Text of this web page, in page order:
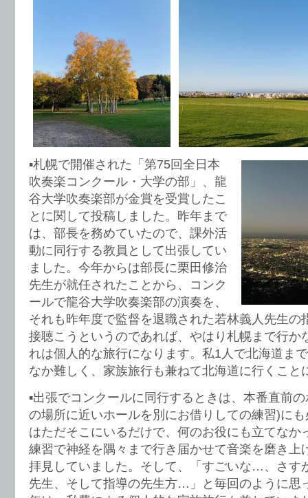
▪️札幌で開催された「第75回全日本
吹奏楽コンクール・大学の部」、龍
谷大学吹奏楽部が金賞を受賞したこ
とに関して投稿しました。昨年まで
は、部長を務めていたので、課外活
動に同行する教員として出張してい
ました。今年からは部長に栗田修治
先生が就任されたことから、コンク
ールで龍谷大学吹奏楽部の演奏を、
それも昨年度で監督を退職された若林義人先生の
接聴こうというのであれば、やはり札幌まで行か
れは個人的な旅行になります。私1人で北海道ま
なか難しく、家族旅行も兼ねて北海道に行くこと
▪️出張でコンクールに同行するときは、本番直前
の場所に近いホールを別にお借りしての練習)に
はただそこにいるだけで、何のお役にも立てなか
練習で神経を隅々まで行き届かせて音楽を磨き上
拝見していました。そして、「すごいな…、さす
先生、そして指導の先生方…」と毎回のように思